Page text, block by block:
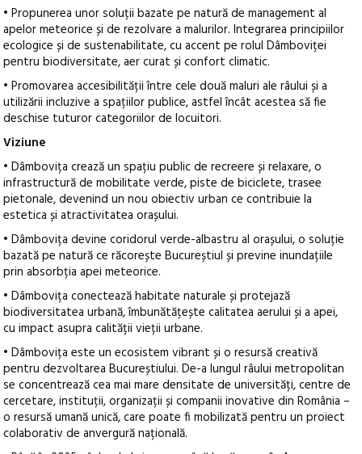
• Propunerea unor soluții bazate pe natură de management al
apelor meteorice și de rezolvare a malurilor. Integrarea principiilor
ecologice și de sustenabilitate, cu accent pe rolul Dâmboviței
pentru biodiversitate, aer curat și confort climatic.
• Promovarea accesibilității între cele două maluri ale râului și a
utilizării incluzive a spațiilor publice, astfel încât acestea să fie
deschise tuturor categoriilor de locuitori.
Viziune
• Dâmbovița crează un spațiu public de recreere și relaxare, o
infrastructură de mobilitate verde, piste de biciclete, trasee
pietonale, devenind un nou obiectiv urban ce contribuie la
estetica și atractivitatea orașului.
• Dâmbovița devine coridorul verde-albastru al orașului, o soluție
bazată pe natură ce răcorește Bucureștiul și previne inundațiile
prin absorbția apei meteorice.
• Dâmbovița conectează habitate naturale și protejază
biodiversitatea urbană, îmbunătățește calitatea aerului și a apei,
cu impact asupra calității vieții urbane.
• Dâmbovița este un ecosistem vibrant și o resursă creativă
pentru dezvoltarea Bucureștiului. De-a lungul râului metropolitan
se concentrează cea mai mare densitate de universități, centre de
cercetare, instituții, organizații și companii inovative din România –
o resursă umană unică, care poate fi mobilizată pentru un proiect
colaborativ de anvergură națională.